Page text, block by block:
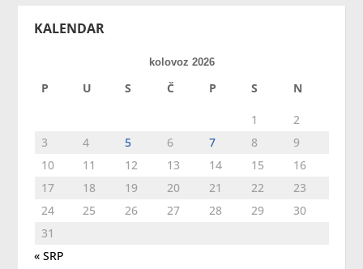
KALENDAR
kolovoz 2026
P U S Č P S N
1
2
3
4 5 6 7 8
9
10
11 12 13 14 15
16
17
18 19 20 21 22
23
24
25 26 27 28 29
30
31
« SRP